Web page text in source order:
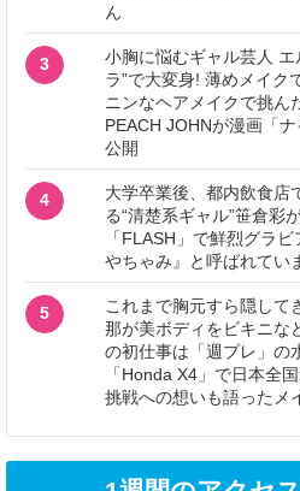
ん
3
小胸に悩むギャル芸人
ラ”で大変身! 薄めメイク
ニンなヘアメイクで挑ん
PEACH JOHNが漫画「
公開
4
大学卒業後、都内飲食店
る“清楚系ギャル”笹倉彩
「FLASH」で鮮烈グラ
やちゃみ』と呼ばれてい
5
これまで胸元すら隠して
那が美ボディをビキニな
の初仕事は「週プレ」の
「Honda X4」で日本全
挑戦への想いも語ったメ